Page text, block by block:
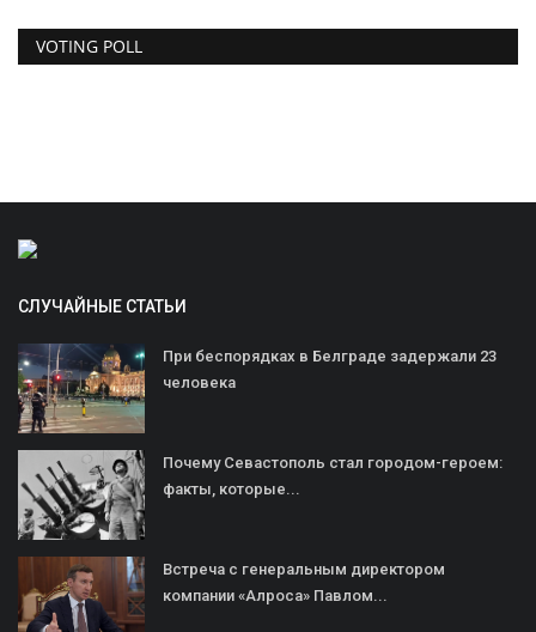
VOTING POLL
СЛУЧАЙНЫЕ СТАТЬИ
При беспорядках в Белграде задержали 23
человека
Почему Севастополь стал городом-героем:
факты, которые...
Встреча с генеральным директором
компании «Алроса» Павлом...